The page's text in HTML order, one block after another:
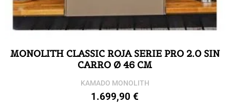
MONOLITH CLASSIC ROJA SERIE PRO 2.0 SIN
CARRO Ø 46 CM
KAMADO MONOLITH
1.699,90€